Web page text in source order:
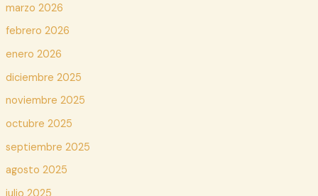
marzo 2026
febrero 2026
enero 2026
diciembre 2025
noviembre 2025
octubre 2025
septiembre 2025
agosto 2025